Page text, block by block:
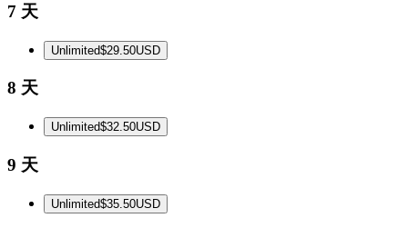
7 天
Unlimited$29.50USD
8 天
Unlimited$32.50USD
9 天
Unlimited$35.50USD